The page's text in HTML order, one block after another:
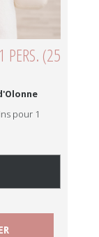
PERS. (25
pour 1